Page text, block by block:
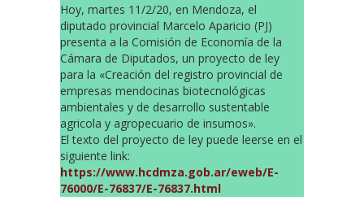
Hoy, martes 11/2/20, en Mendoza, el
diputado provincial Marcelo Aparicio (PJ)
presenta a la Comisión de Economía de la
Cámara de Diputados, un proyecto de ley
para la «Creación del registro provincial de
empresas mendocinas biotecnológicas
ambientales y de desarrollo sustentable
agricola y agropecuario de insumos».
El texto del proyecto de ley puede leerse en el
siguiente link:
https://www.hcdmza.gob.ar/eweb/E-
76000/E-76837/E-76837.html